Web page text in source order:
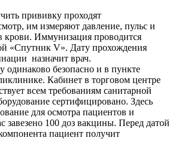
прививку проходят
им измеряют давление, пульс и
крови. Иммунизация проводится
«Спутник V». Дату прохождения
назначит врач.
одинаково безопасно и в пункте
Кабинет в торговом центре
всем требованиям санитарной
сертифицировано. Здесь
для осмотра пациентов и
завезено 100 доз вакцины. Перед датой
пациент получит